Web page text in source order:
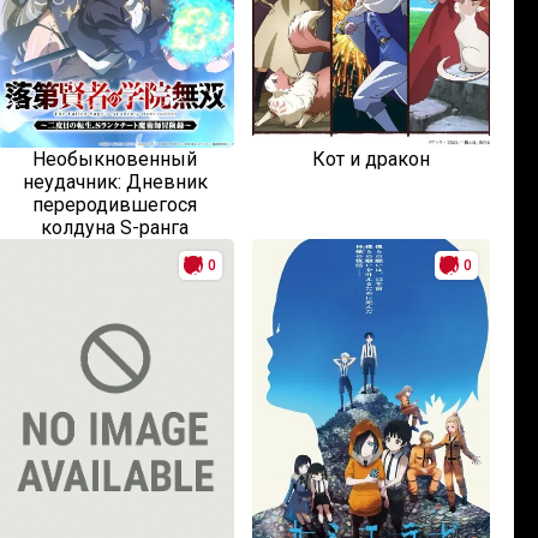
Необыкновенный
неудачник: Дневник
переродившегося
колдуна S-ранга
Кот и дракон
0 0